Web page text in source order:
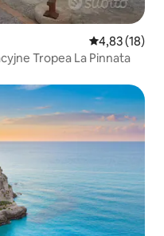
Średnia
4,83 (18)
Tropea La Pinnata